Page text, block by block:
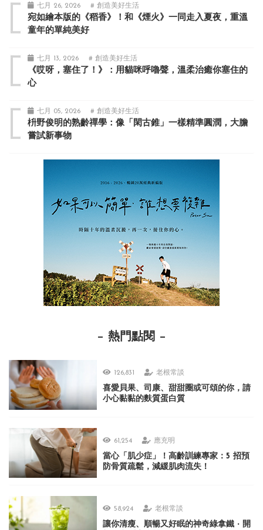
七月 26, 2026 # 創造美好生活
宛如繪本版的《稻香》！和《煙火》一同走入夏夜，重溫
童年的單純美好
七月 13, 2026 # 創造美好生活
《哎呀，塞住了！》：用貓咪呼嚕聲，溫柔治癒你塞住的
心
七月 05, 2026 # 創造美好生活
枡野俊明的熟齡禪學：像「閑古錐」一樣精準圓潤，大膽
嘗試新事物
熱門點閱
126,831 老根常談
喜愛貝果、司康、甜甜圈或可頌的你，請
小心黏黏的麩質蛋白質
61,254 應充明
當心「肌少症」！高齡訓練專家：5 招預
防骨質疏鬆，減緩肌肉流失！
58,924 老根常談
讓你清瘦、順暢又好眠的神奇綠拿鐵 ‧ 開